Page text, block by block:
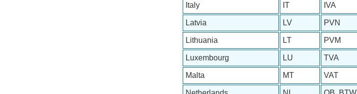
Italy IT IVA
Latvia LV PVN
Lithuania LT PVM
Luxembourg LU TVA
Malta MT VAT